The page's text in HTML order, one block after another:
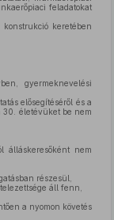
feladatokat
keretében
gyermeknevelési
elősegítéséről és a
30. életévüket be nem
álláskeresőként nem
részesül,
áll fenn,
a nyomon követés